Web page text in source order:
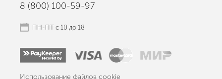
8 (800) 100-59-97
ПН-ПТ с 10 до 18
Использование файлов cookie